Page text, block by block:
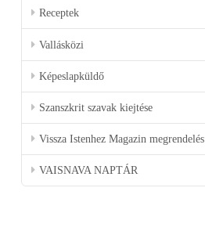
Receptek
Vallásközi
Képeslapküldő
Szanszkrit szavak kiejtése
Vissza Istenhez Magazin megrendelés
VAISNAVA NAPTÁR